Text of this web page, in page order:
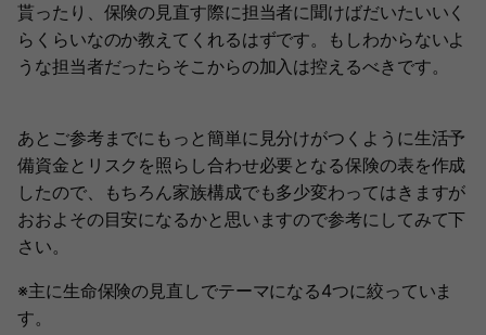
貰ったり、保険の見直す際に担当者に聞けばだいたいいく
らくらいなのか教えてくれるはずです。もしわからないよ
うな担当者だったらそこからの加入は控えるべきです。
あとご参考までにもっと簡単に見分けがつくように生活予
備資金とリスクを照らし合わせ必要となる保険の表を作成
したので、もちろん家族構成でも多少変わってはきますが
おおよその目安になるかと思いますので参考にしてみて下
さい。
※主に生命保険の見直しでテーマになる4つに絞っていま
す。